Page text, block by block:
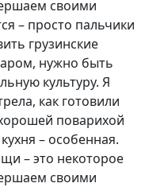
своими
– просто пальчики
грузинские
нужно быть
культуру. Я
как готовили
поварихой
– особенная.
– это некоторое
своими